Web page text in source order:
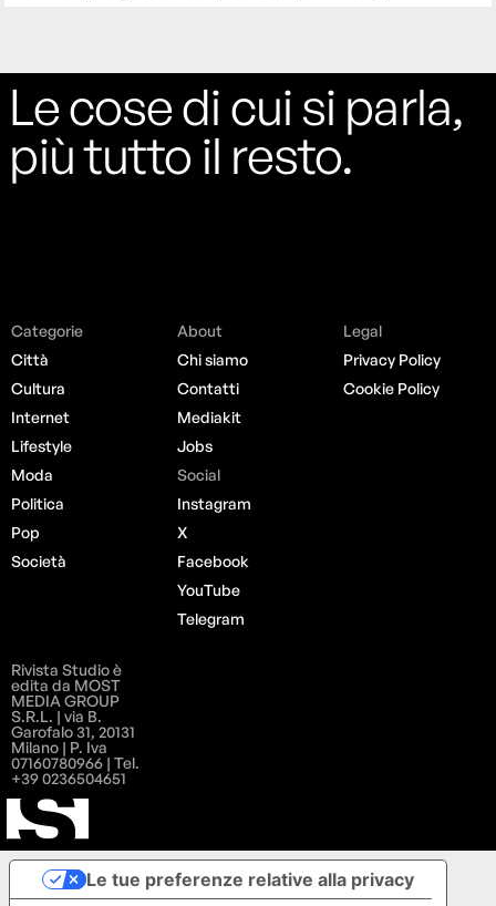
Le cose di cui si parla,
più tutto il resto.
Categorie
Città
Cultura
Internet
Lifestyle
Moda
Politica
Pop
Società
About
Chi siamo
Contatti
Mediakit
Jobs
Social
Instagram
X
Facebook
YouTube
Telegram
Legal
Privacy Policy
Cookie Policy
Rivista Studio è
edita da MOST
MEDIA GROUP
S.R.L. | via B.
Garofalo 31, 20131
Milano | P. Iva
07160780966 | Tel.
+39 0236504651
Le tue preferenze relative alla privacy